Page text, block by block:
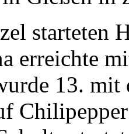
starteten
erreichte
13.